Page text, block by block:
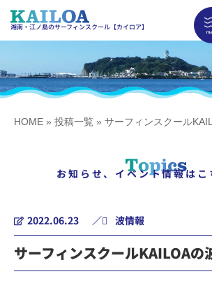
湘南・江ノ島のサーフィンスクール【カイロア】
HOME » 投稿一覧 » サーフィンスクール
お知らせ、イベント情報は
2022.06.23 ／ 波情報
サーフィンスクールKAILOAの